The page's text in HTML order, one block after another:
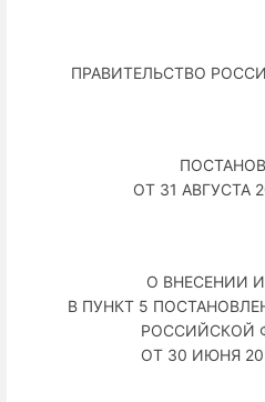
ПРАВИТЕЛЬСТВО
ОТ 31 АВГУСТА
О ВНЕСЕНИИ
В ПУНКТ 5
РОССИЙСКОЙ
ОТ 30 ИЮНЯ